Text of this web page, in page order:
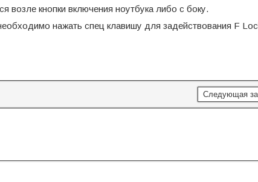
возле кнопки включения ноутбука либо с боку.
нажать спец клавишу для задействования F
Следующая